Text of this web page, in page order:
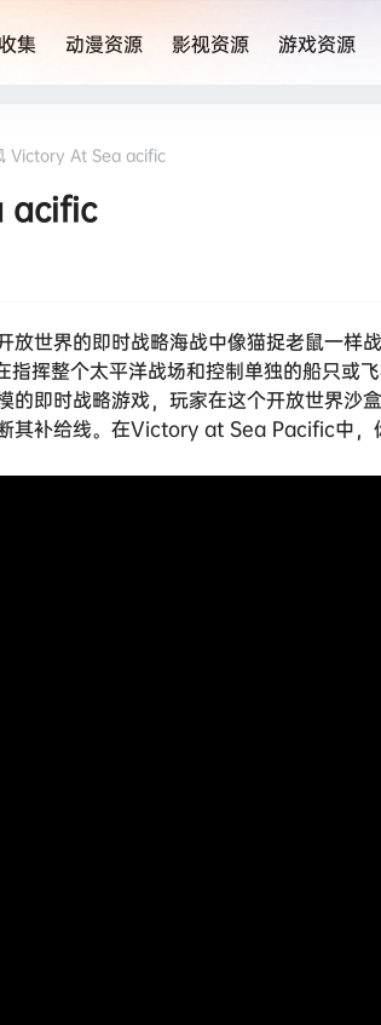
集 动漫资源 影视资源 游戏资源
Victory At Sea acific
acific
世界的即时战略海战中像猫捉老鼠一样
整个太平洋战场和控制单独的船只或飞
即时战略游戏，玩家在这个开放世界沙
其补给线。在Victory at Sea Pacific中，